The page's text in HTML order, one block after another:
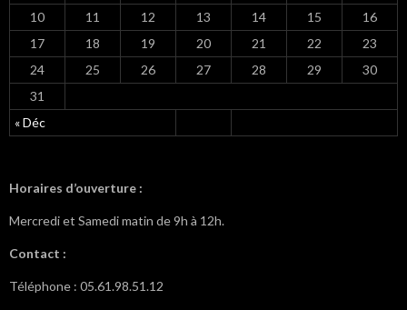
« Déc
10
11 12 13 14 15
16
17
18 19 20 21 22
23
24
25 26 27 28 29
30
31
Horaires d’ouverture :
Mercredi et Samedi matin de 9h à 12h.
Contact :
Téléphone : 05.61.98.51.12